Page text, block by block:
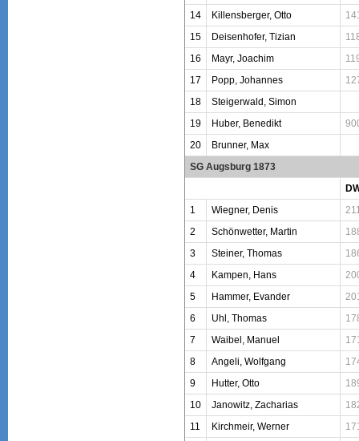
14
Killensberger, Otto
15
Deisenhofer, Tizian
16
Mayr, Joachim
17
Popp, Johannes
18
Steigerwald, Simon
19
Huber, Benedikt
20
Brunner, Max
SG Augsburg 1873
1
Wiegner, Denis
2
Schönwetter, Martin
3
Steiner, Thomas
4
Kampen, Hans
5
Hammer, Evander
6
Uhl, Thomas
7
Waibel, Manuel
8
Angeli, Wolfgang
9
Hutter, Otto
10
Janowitz, Zacharias
11
Kirchmeir, Werner